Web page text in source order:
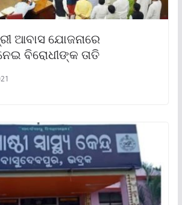
ଆବାସ ଯୋଜନାରେ
ବିରୋଧୀଙ୍କ ତାତି